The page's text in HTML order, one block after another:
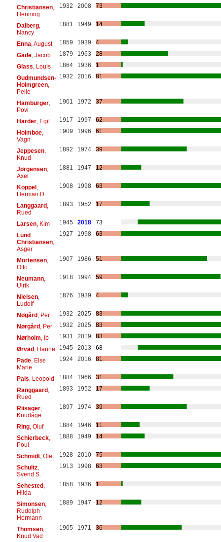
Christiansen,
Henning
1932 2008 73
Dalberg,
Nancy
1881 1949 14
Enna , August 1859 1939
4
Gade, Jacob 1879 1963
28
Glass , Louis 1864 1936
1
Gudmundsen-
Holmgreen,
Pelle
1932 2016 81
Hamburger,
Povl
1901 1972 37
Harder, Egil 1917 1997
62
Holmboe,
Vagn
1909 1996 61
Jeppesen,
Knud
1892 1974 39
Jørgensen,
Axel
1881 1947 12
Koppel,
Herman D.
1908 1998 63
Langgaard,
Rued
1893 1952 17
Larsen, Kim 1945 2018
73
Lund
Christiansen,
Asger
1927 1998 63
Mortensen,
Otto
1907 1986 51
Neumann,
Ulrik
1918 1994 59
Nielsen,
Ludolf
1876 1939 4
Nøgård, Per 1932 2025
83
Nørgård, Per 1932 2025
83
Nørholm , Ib 1931 2019
83
Ørvad, Hanne 1945 2013
68
Pade, Else
Marie
1924 2016 81
Pals , Leopold 1884 1966
31
Ranggaard,
Rued
1893 1952 17
Riisager,
Knudåge
1897 1974 39
Ring, Oluf 1884 1946
11
Schierbeck,
Poul
1888 1949 14
Schmidt, Ole 1928 2010
75
Schultz,
Svend S.
1913 1998 63
Sehested,
Hilda
1858 1936 1
Simonsen,
Rudolph
Hermann
1889 1947 12
Thomsen,
Knud Vad
1905 1971 36